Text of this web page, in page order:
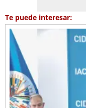
Te puede interesar: